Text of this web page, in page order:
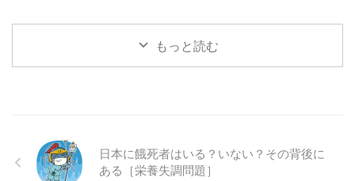
もっと読む
日本に餓死者はいる？いない？その背後に
ある［栄養失調問題］